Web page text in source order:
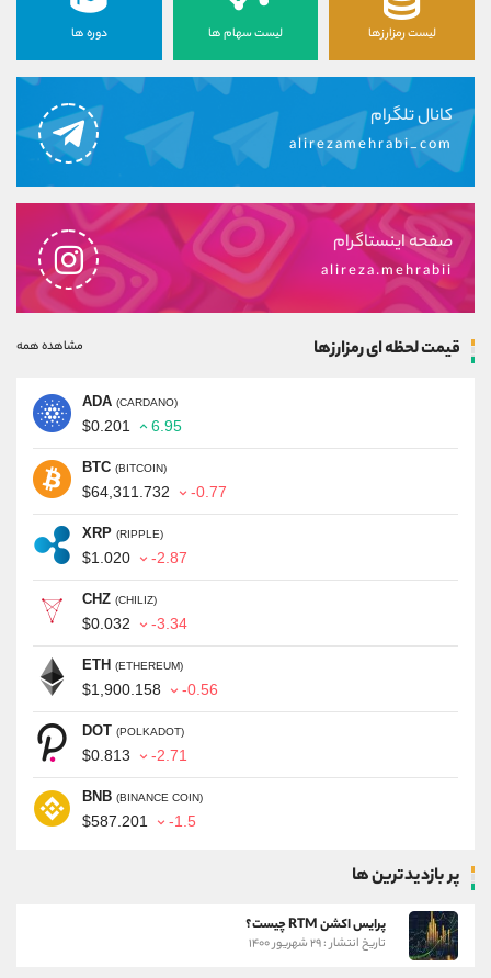
لیست رمزارزها لیست سهام ها دوره ها
کانال تلگرام
alirezamehrabi_com
صفحه اینستاگرام
alireza.mehrabii
قیمت لحظه ای رمزارزها مشاهده همه
ADA (CARDANO)
$0.201 6.95
BTC (BITCOIN)
$64,311.732 -0.77
XRP (RIPPLE)
$1.020 -2.87
CHZ (CHILIZ)
$0.032 -3.34
ETH (ETHEREUM)
$1,900.158 -0.56
DOT (POLKADOT)
$0.813 -2.71
BNB (BINANCE COIN)
$587.201 -1.5
پر بازدیدترین ها
پرایس اکشن RTM چیست؟
تاریخ انتشار : ۲۹ شهریور ۱۴۰۰